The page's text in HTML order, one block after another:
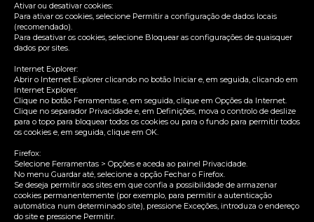
Ativar ou desativar cookies:
Para ativar os cookies, selecione Permitir a configuração de dados locais
(recomendado).
Para desativar os cookies, selecione Bloquear as configurações de quaisquer
dados por sites.
Internet Explorer:
Abrir o Internet Explorer clicando no botão Iniciar e, em seguida, clicando em
Internet Explorer.
Clique no botão Ferramentas e, em seguida, clique em Opções da Internet.
Clique no separador Privacidade e, em Definições, mova o controlo de deslize
para o topo para bloquear todos os cookies ou para o fundo para permitir todos
os cookies e, em seguida, clique em OK.
Firefox:
Selecione Ferramentas > Opções e aceda ao painel Privacidade.
No menu Guardar até, selecione a opção Fechar o Firefox.
Se deseja permitir aos sites em que confia a possibilidade de armazenar
cookies permanentemente (por exemplo, para permitir a autenticação
automática num determinado site), pressione Exceções, introduza o endereço
do site e pressione Permitir.